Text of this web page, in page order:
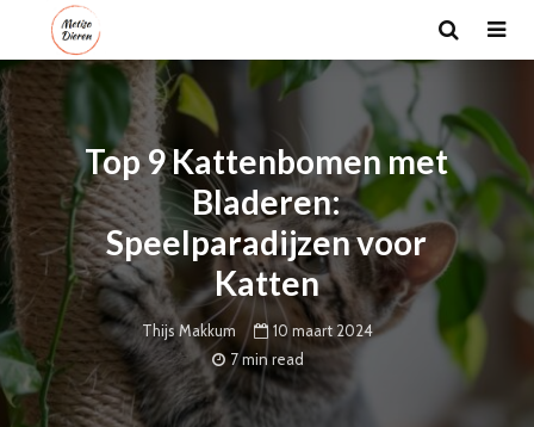
Top 9 Kattenbomen met
Bladeren:
Speelparadijzen voor
Katten
Thijs Makkum
10 maart 2024
7 min read